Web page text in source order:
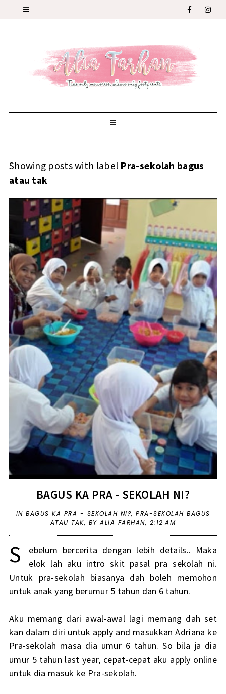
Showing posts with label Pra-sekolah bagus
atau tak
BAGUS KA PRA - SEKOLAH NI?
IN BAGUS KA PRA - SEKOLAH NI?, PRA-SEKOLAH BAGUS
ATAU TAK, BY ALIA FARHAN, 2:12 AM
S
ebelum bercerita dengan lebih details.. Maka
elok lah aku intro skit pasal pra sekolah ni.
Untuk pra-sekolah biasanya dah boleh memohon
untuk anak yang berumur 5 tahun dan 6 tahun.
Aku memang dari awal-awal lagi memang dah set
kan dalam diri untuk apply and masukkan Adriana ke
Pra-sekolah masa dia umur 6 tahun. So bila ja dia
umur 5 tahun last year, cepat-cepat aku apply online
untuk dia masuk ke Pra-sekolah.